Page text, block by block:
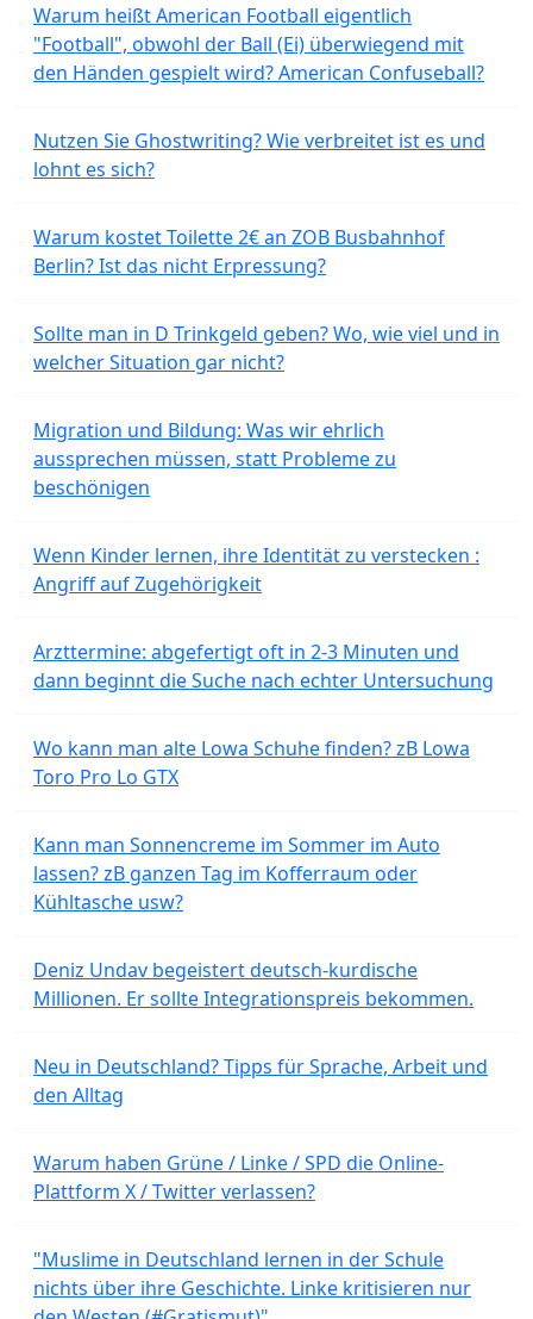
Warum heißt American Football eigentlich
"Football", obwohl der Ball (Ei) überwiegend mit
den Händen gespielt wird? American Confuseball?
Nutzen Sie Ghostwriting? Wie verbreitet ist es und
lohnt es sich?
Warum kostet Toilette 2€ an ZOB Busbahnhof
Berlin? Ist das nicht Erpressung?
Sollte man in D Trinkgeld geben? Wo, wie viel und in
welcher Situation gar nicht?
Migration und Bildung: Was wir ehrlich
aussprechen müssen, statt Probleme zu
beschönigen
Wenn Kinder lernen, ihre Identität zu verstecken :
Angriff auf Zugehörigkeit
Arzttermine: abgefertigt oft in 2-3 Minuten und
dann beginnt die Suche nach echter Untersuchung
Wo kann man alte Lowa Schuhe finden? zB Lowa
Toro Pro Lo GTX
Kann man Sonnencreme im Sommer im Auto
lassen? zB ganzen Tag im Kofferraum oder
Kühltasche usw?
Deniz Undav begeistert deutsch-kurdische
Millionen. Er sollte Integrationspreis bekommen.
Neu in Deutschland? Tipps für Sprache, Arbeit und
den Alltag
Warum haben Grüne / Linke / SPD die Online-
Plattform X / Twitter verlassen?
"Muslime in Deutschland lernen in der Schule
nichts über ihre Geschichte. Linke kritisieren nur